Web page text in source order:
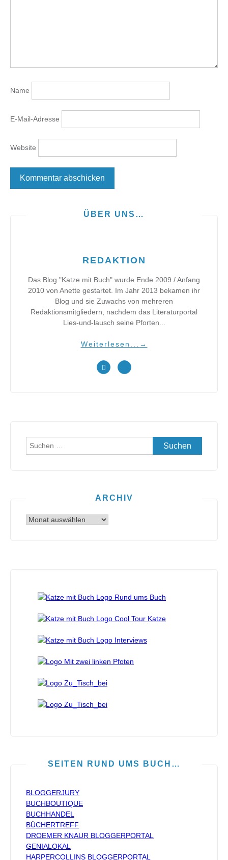
Name
E-Mail-Adresse
Website
ÜBER UNS…
REDAKTION
Das Blog "Katze mit Buch" wurde Ende 2009 / Anfang
2010 von Anette gestartet. Im Jahr 2013 bekamen ihr
Blog und sie Zuwachs von mehreren
Redaktionsmitgliedern, nachdem das Literaturportal
Lies-und-lausch seine Pforten...
Weiterlesen... →
Suchen
nach:
ARCHIV
Archiv
SEITEN RUND UMS BUCH…
BLOGGERJURY
BUCHBOUTIQUE
BUCHHANDEL
BÜCHERTREFF
DROEMER KNAUR BLOGGERPORTAL
GENIALOKAL
HARPERCOLLINS BLOGGERPORTAL